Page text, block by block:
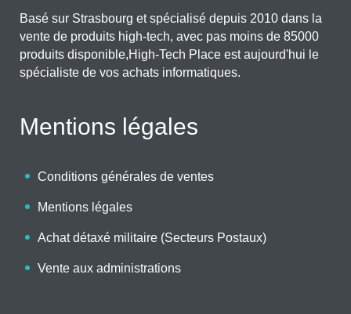
Basé sur Strasbourg et spécialisé depuis 2010 dans la
vente de produits high-tech, avec pas moins de 85000
produits disponible,High-Tech Place est aujourd'hui le
spécialiste de vos achats informatiques.
Mentions légales
Conditions générales de ventes
Mentions légales
Achat détaxé militaire (Secteurs Postaux)
Vente aux administrations